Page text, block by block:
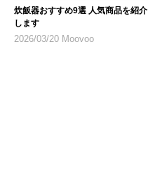
炊飯器おすすめ9選 人気商品を紹介
します
2026/03/20 Moovoo